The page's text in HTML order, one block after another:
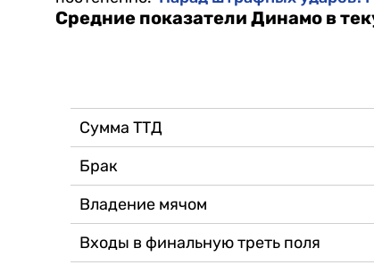
Средние показатели Динамо в
Сумма ТТД
Брак
Владение мячом
Входы в финальную треть поля